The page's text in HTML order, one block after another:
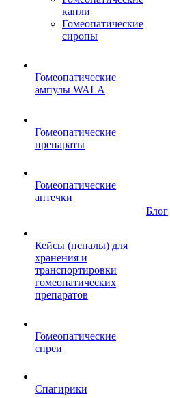
капли
Гомеопатические
сиропы
Гомеопатические
ампулы WALA
Гомеопатические
препараты
Гомеопатические
аптечки
Кейсы (пеналы) для
хранения и
транспортировки
гомеопатических
препаратов
Гомеопатические
спреи
Спагирики
Блог